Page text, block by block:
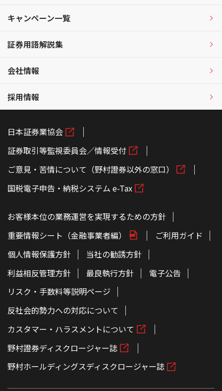
キャンペーン一覧
証券用語解説集
会社情報
採用情報
日本証券業協会
証券取引等監視委員会／情報受付
ご意見・苦情について（野村證券以外の窓口）
国税電子申告・納税システム e-Tax
お客様本位の業務運営を実現するための方針
重要情報シート（金融事業者編）
ご利用ガイド
個人情報保護方針
当社の勧誘方針
利益相反管理方針
最良執行方針
電子公告
リスク・手数料等説明ページ
反社会的勢力への対応について
カスタマー・ハラスメントについて
野村證券ディスクロージャー誌
野村ホールディングスディスクロージャー誌